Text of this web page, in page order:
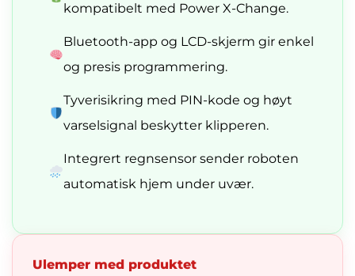
kompatibelt med Power X-Change.
Bluetooth-app og LCD-skjerm gir enkel
og presis programmering.
Tyverisikring med PIN-kode og høyt
varselsignal beskytter klipperen.
Integrert regnsensor sender roboten
automatisk hjem under uvær.
Ulemper med produktet